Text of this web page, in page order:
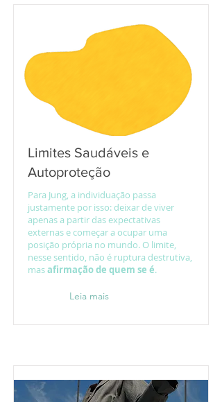
Limites Saudáveis e
Autoproteção
Para Jung, a individuação passa
justamente por isso: deixar de viver
apenas a partir das expectativas
externas e começar a ocupar uma
posição própria no mundo. O limite,
nesse sentido, não é ruptura destrutiva,
masafirmação de quem se é.
Leia mais